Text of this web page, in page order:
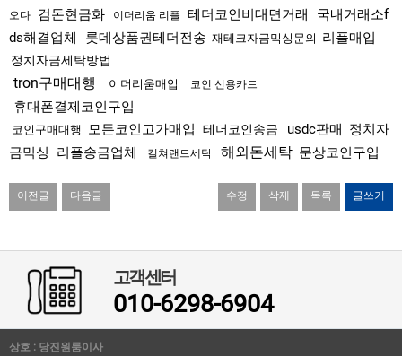
오다
검돈현금화 이더리움 리플 테더코인비대면거래
국내거래소f
ds해결업체
롯데상품권테더전송 재테크자금믹싱문의 리플매입
정치자금세탁방법
tron구매대행 이더리움매입 코인 신용카드
휴대폰결제코인구입
코인구매대행 모든코인고가매입 테더코인송금 usdc판매 정치자
금믹싱
리플송금업체 컬쳐랜드세탁 해외돈세탁 문상코인구입
이전글 다음글 수정 삭제 목록 글쓰기
고객센터
010-6298-6904
상호 : 당진원룸이사